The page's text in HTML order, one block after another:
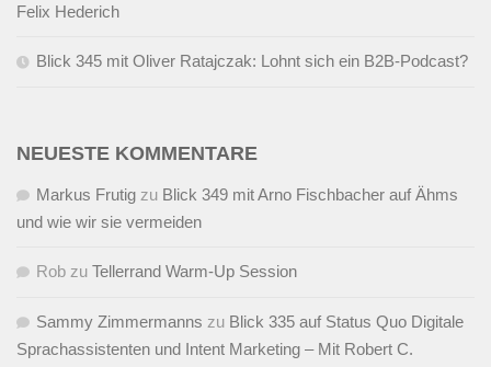
Felix Hederich
Blick 345 mit Oliver Ratajczak: Lohnt sich ein B2B-Podcast?
NEUESTE KOMMENTARE
Markus Frutig zu Blick 349 mit Arno Fischbacher auf Ähms
und wie wir sie vermeiden
Rob zu Tellerrand Warm-Up Session
Sammy Zimmermanns zu Blick 335 auf Status Quo Digitale
Sprachassistenten und Intent Marketing – Mit Robert C.